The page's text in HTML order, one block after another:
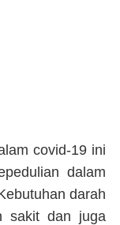
covid-19 ini
dalam
darah
sakit dan juga